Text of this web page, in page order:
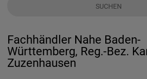
SUCHEN
Fachhändler Nahe Baden-
Württemberg, Reg.-Bez.
Zuzenhausen